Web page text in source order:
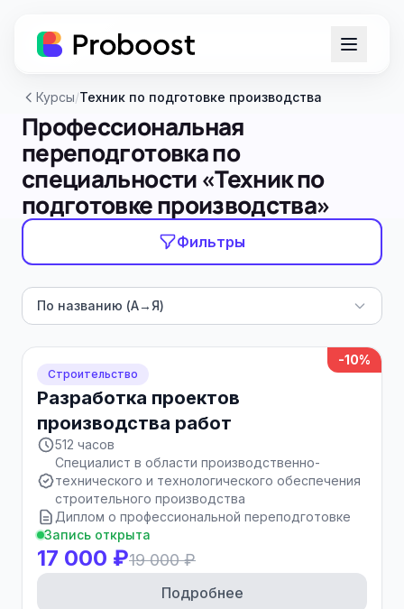
Курсы/Техник по подготовке производства
Профессиональная
переподготовка по
специальности «Техник по
подготовке производства»
Фильтры
По названию (А→Я)
-10%
Строительство
Разработка проектов
производства работ
512 часов
Специалист в области производственно-
технического и технологического обеспечения
строительного производства
Диплом о профессиональной переподготовке
Запись открыта
17 000 ₽19 000 ₽
Подробнее